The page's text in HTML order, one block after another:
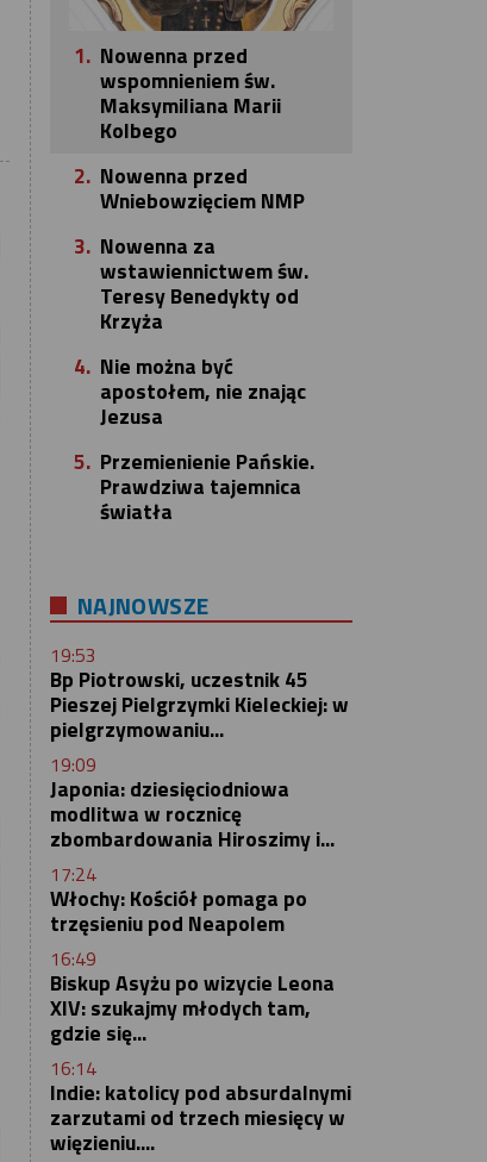
1. Nowenna przed
wspomnieniem św.
Maksymiliana Marii
Kolbego
2. Nowenna przed
Wniebowzięciem NMP
3. Nowenna za
wstawiennictwem św.
Teresy Benedykty od
Krzyża
4. Nie można być
apostołem, nie znając
Jezusa
5. Przemienienie Pańskie.
Prawdziwa tajemnica
światła
NAJNOWSZE
19:53
Bp Piotrowski, uczestnik 45
Pieszej Pielgrzymki Kieleckiej: w
pielgrzymowaniu...
19:09
Japonia: dziesięciodniowa
modlitwa w rocznicę
zbombardowania Hiroszimy i...
17:24
Włochy: Kościół pomaga po
trzęsieniu pod Neapolem
16:49
Biskup Asyżu po wizycie Leona
XIV: szukajmy młodych tam,
gdzie się...
16:14
Indie: katolicy pod absurdalnymi
zarzutami od trzech miesięcy w
więzieniu....